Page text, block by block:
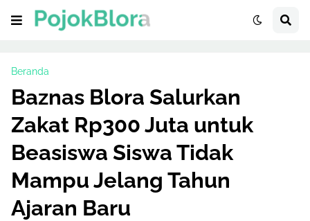
Beranda
Baznas Blora Salurkan
Zakat Rp300 Juta untuk
Beasiswa Siswa Tidak
Mampu Jelang Tahun
Ajaran Baru